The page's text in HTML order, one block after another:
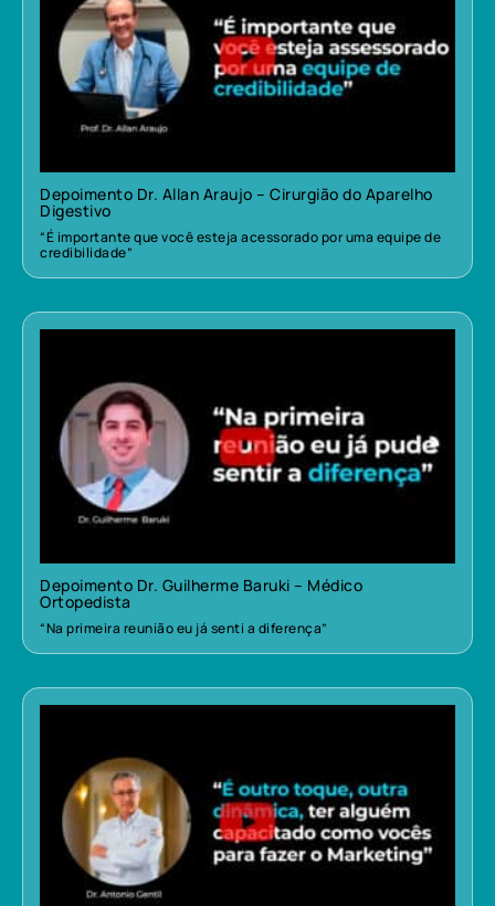
Depoimento Dr. Allan Araujo – Cirurgião do Aparelho
Digestivo
“É importante que você esteja acessorado por uma equipe de
credibilidade”
Depoimento Dr. Guilherme Baruki – Médico
Ortopedista
“Na primeira reunião eu já senti a diferença”